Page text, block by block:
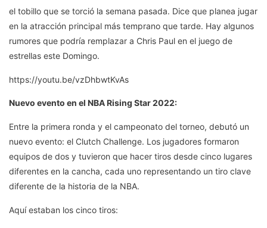
el tobillo que se torció la semana pasada. Dice que planea jugar
en la atracción principal más temprano que tarde. Hay algunos
rumores que podría remplazar a Chris Paul en el juego de
estrellas este Domingo.
https://youtu.be/vzDhbwtKvAs
Nuevo evento en el NBA Rising Star 2022:
Entre la primera ronda y el campeonato del torneo, debutó un
nuevo evento: el Clutch Challenge. Los jugadores formaron
equipos de dos y tuvieron que hacer tiros desde cinco lugares
diferentes en la cancha, cada uno representando un tiro clave
diferente de la historia de la NBA.
Aquí estaban los cinco tiros: